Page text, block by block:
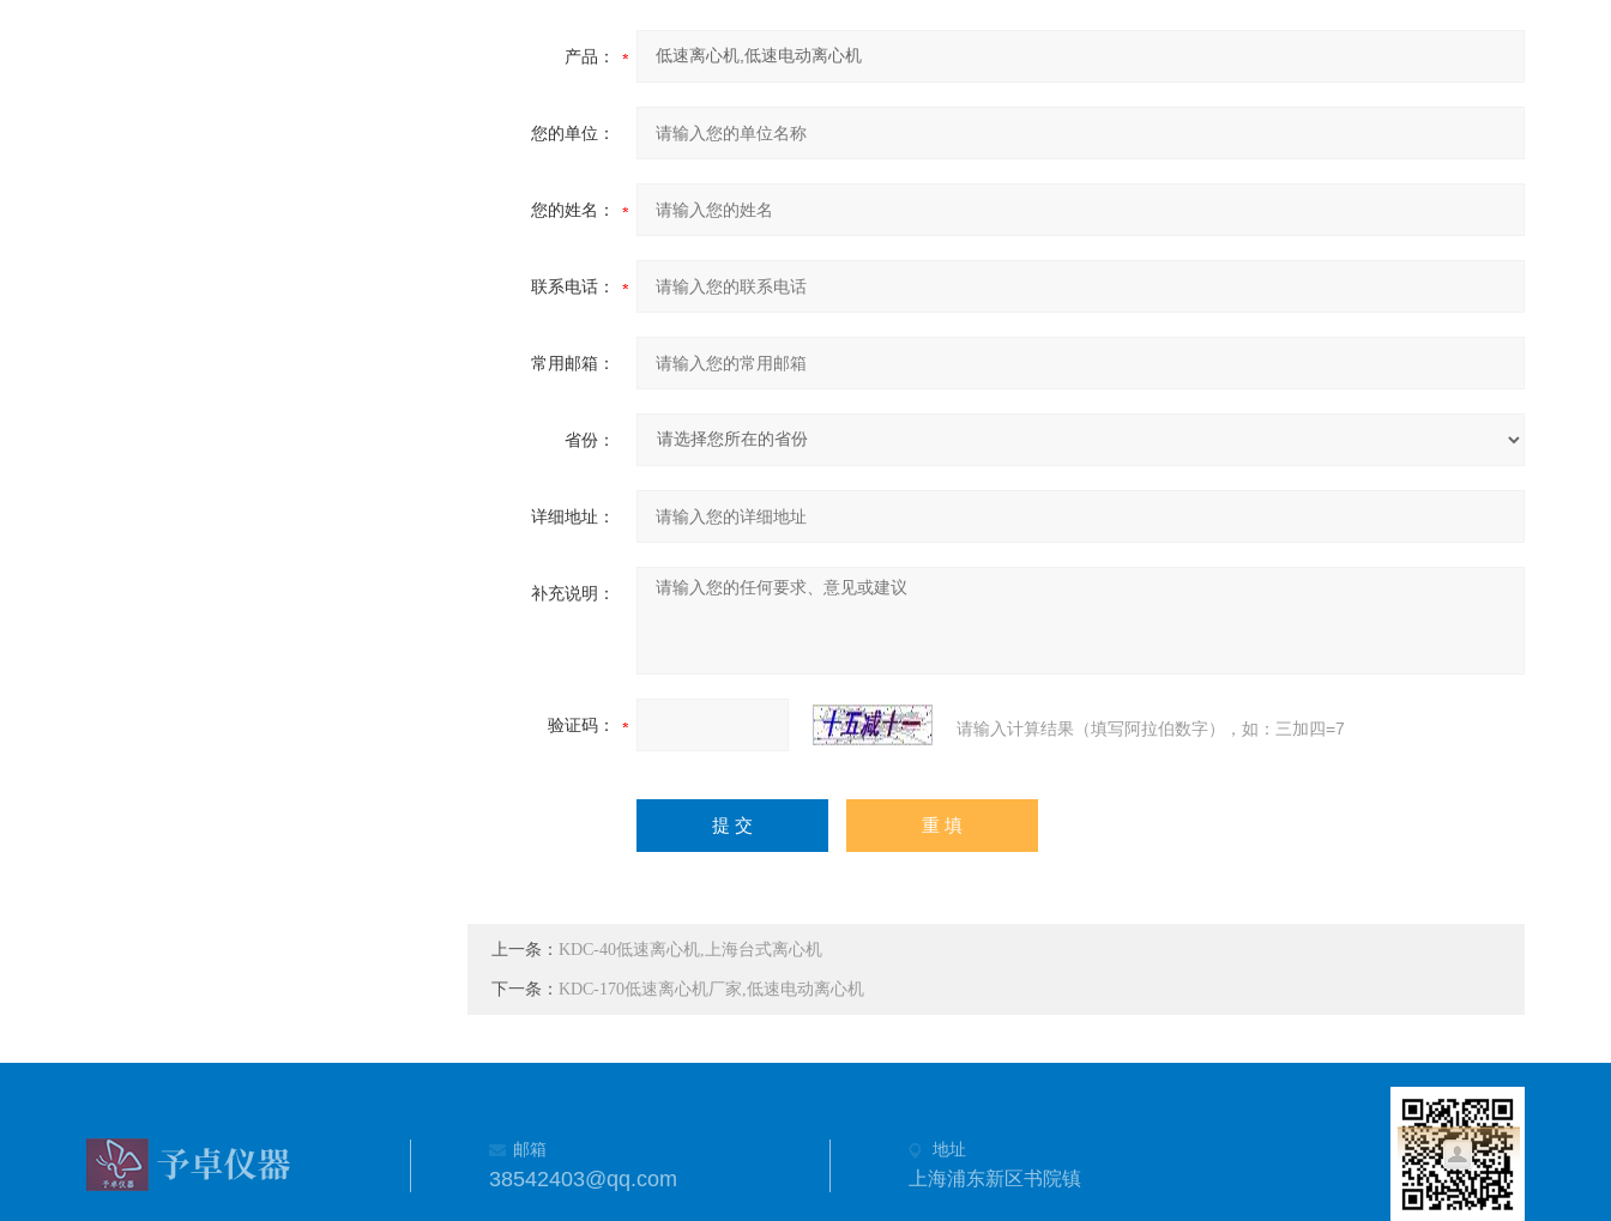
产品：
您的单位：
您的姓名：
联系电话：
常用邮箱：
省份：
详细地址：
补充说明：
验证码： 请输入计算结果（填写阿拉伯数字），如：三加四=7
上一条： KDC-40低速离心机,上海台式离心机
下一条： KDC-170低速离心机厂家,低速电动离心机
邮箱
38542403@qq.com
地址
上海浦东新区书院镇